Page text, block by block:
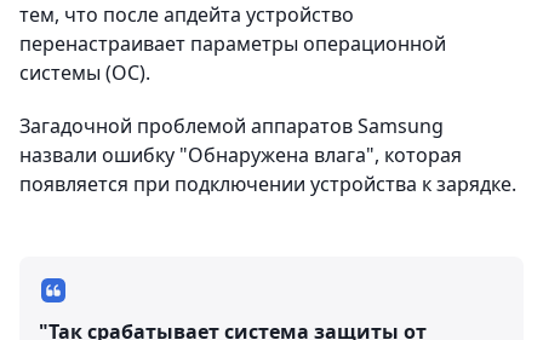
тем, что после апдейта устройство
перенастраивает параметры операционной
системы (ОС).
Загадочной проблемой аппаратов Samsung
назвали ошибку "Обнаружена влага", которая
появляется при подключении устройства к зарядке.
"Так срабатывает система защиты от